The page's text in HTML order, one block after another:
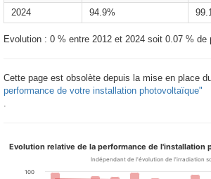
2024
94.9%
Evolution : 0 % entre 2012 et 2024 soit 0.07 % de
Cette page est obsolète depuis la mise en place
performance de votre installation photovoltaïque"
Evolution relative de la performance de l'installation
Indépendant de l'évolution de l'irradiation
100